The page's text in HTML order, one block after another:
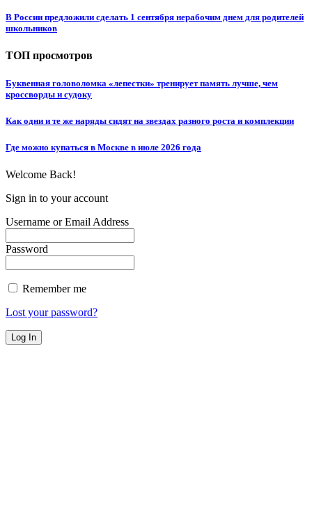
В России предложили сделать 1 сентября нерабочим днем для родителей
школьников
ТОП просмотров
Буквенная головоломка «лепестки» тренирует память лучше, чем
кроссворды и судоку
Как одни и те же наряды сидят на звездах разного роста и комплекции
Где можно купаться в Москве в июле 2026 года
Welcome Back!
Sign in to your account
Username or Email Address
Password
Remember me
Lost your password?